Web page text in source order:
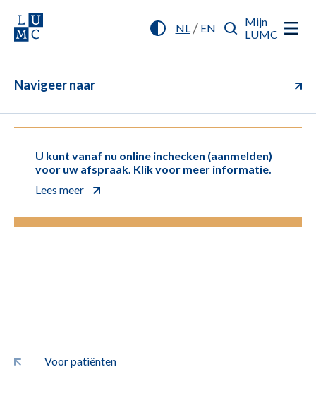
NL/ EN
Mijn
LUMC
Navigeer naar
U kunt vanaf nu online inchecken (aanmelden)
voor uw afspraak. Klik voor meer informatie.
Lees meer
Voor patiënten